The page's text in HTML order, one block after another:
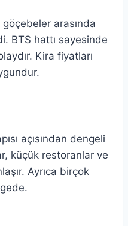
arasında
BTS hattı sayesinde
Kira fiyatları
açısından dengeli
küçük restoranlar ve
Ayrıca birçok